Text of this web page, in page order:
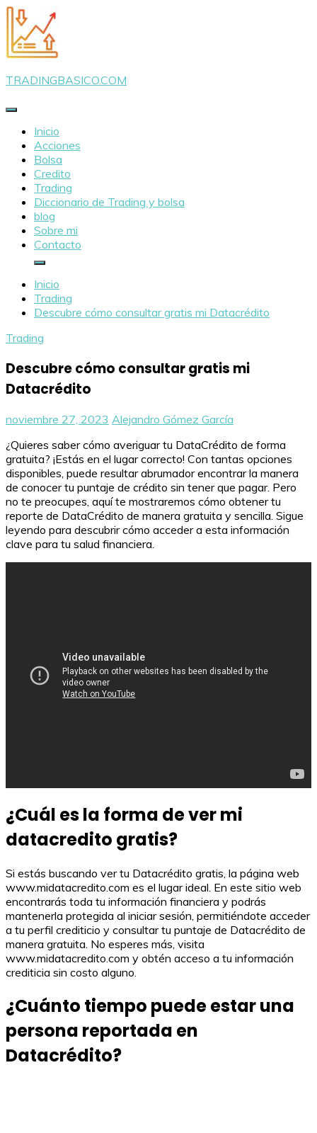
Saltar
al
contenido
TRADINGBASICO.COM
Inicio
Acciones
Bolsa
Credito
Trading
Diccionario de Trading y bolsa
blog
Sobre mi
Contacto
Inicio
Trading
Descubre cómo consultar gratis mi Datacrédito
Trading
Descubre cómo consultar gratis mi
Datacrédito
noviembre 27, 2023 Alejandro Gómez García
¿Quieres saber cómo averiguar tu DataCrédito de forma
gratuita? ¡Estás en el lugar correcto! Con tantas opciones
disponibles, puede resultar abrumador encontrar la manera
de conocer tu puntaje de crédito sin tener que pagar. Pero
no te preocupes, aquí te mostraremos cómo obtener tu
reporte de DataCrédito de manera gratuita y sencilla. Sigue
leyendo para descubrir cómo acceder a esta información
clave para tu salud financiera.
¿Cuál es la forma de ver mi
datacredito gratis?
Si estás buscando ver tu Datacrédito gratis, la página web
www.midatacredito.com es el lugar ideal. En este sitio web
encontrarás toda tu información financiera y podrás
mantenerla protegida al iniciar sesión, permitiéndote acceder
a tu perfil crediticio y consultar tu puntaje de Datacrédito de
manera gratuita. No esperes más, visita
www.midatacredito.com y obtén acceso a tu información
crediticia sin costo alguno.
¿Cuánto tiempo puede estar una
persona reportada en
Datacrédito?